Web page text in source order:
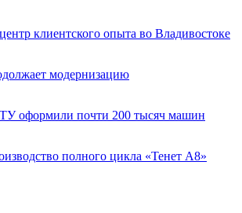
клиентского опыта во Владивостоке
модернизацию
оформили почти 200 тысяч машин
полного цикла «Тенет A8»